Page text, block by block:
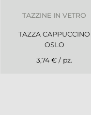
TAZZINE IN VETRO
TAZZA CAPPUCCINO
OSLO
3,74 € / pz.